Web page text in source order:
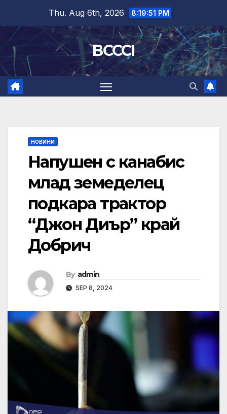
content
Thu. Aug 6th, 2026 8:19:52 PM
BCCCI
НОВИНИ
Напушен с канабис
млад земеделец
подкара трактор
“Джон Диър” край
Добрич
By admin
SEP 8, 2024